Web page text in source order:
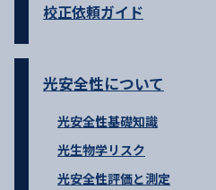
校正依頼ガイド
光安全性について
光安全性基礎知識
光生物学リスク
光安全性評価と測定